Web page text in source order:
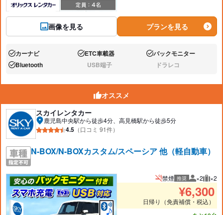
画像を見る プランを見る
あり:カーナビ あり:ETC車載器 あり:バックモニター
あり:Bluetooth なし:USB端子 なし:ドラレコ
オススメ
スカイレンタカー
鹿児島中央駅から徒歩4分、高見橋駅から徒歩5分
4.5 （口コミ 91件）
N-BOX/N-BOXカスタム/スペーシア 他（軽自動車）
禁煙 推奨 推奨人数
×2 推奨
×2
¥6,300
日帰り（免責補償・税込）